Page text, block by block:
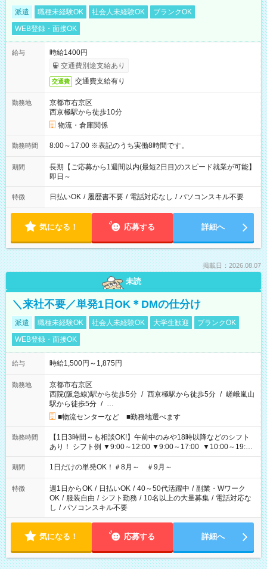
派遣 職種未経験OK 社会人未経験OK
ブランクOK
WEB登録・面接OK
給与
時給1400円
交通費別途支給あり
交通費 交通費支給有り
勤務地
京都市右京区
西京極駅から徒歩10分
物流・倉庫関係
勤務時間 8:00～17:00 ※表記のうち実働8時間です。
期間
長期【ご応募から1週間以内(最短2日目)のスピード就業が可能】
即日～
特徴 日払いOK / 履歴書不要 / 電話対応なし / パソコンスキル不要
気になる！ 応募する 詳細へ
掲載日：2026.08.07
未読
＼来社不要／単発1日OK＊DMの仕分け
派遣 職種未経験OK 社会人未経験OK 大学生歓迎
ブランクOK
WEB登録・面接OK
給与 時給1,500円～1,875円
勤務地
京都市右京区
西院(阪急線)駅から徒歩5分 / 西京極駅から徒歩5分 / 嵯峨嵐山
駅から徒歩5分 / …
■物流センターなど ■勤務地選べます
勤務時間
【1日3時間～も相談OK!】午前中のみや18時以降などのシフト
あり！ シフト例 ▼9:00～12:00 ▼9:00～17:00 ▼10:00～19:00
▼18:00～21:00
期間 1日だけの単発OK！＃8月～ ＃9月～
特徴 週1日からOK / 日払いOK / 40～50代活躍中 / 副業・Wワーク
OK / 服装自由 / シフト勤務 / 10名以上の大量募集 / 電話対応な
し / パソコンスキル不要
気になる！ 応募する 詳細へ